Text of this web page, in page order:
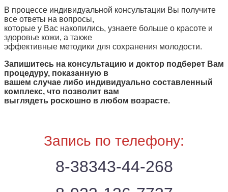
В процессе индивидуальной консультации Вы получите
все ответы на вопросы,
которые у Вас накопились, узнаете больше о красоте и
здоровье кожи, а также
эффективные методики для сохранения молодости.
Запишитесь на консультацию и доктор подберет Вам
процедуру, показанную в
вашем случае либо индивидуально составленный
комплекс, что позволит вам
выглядеть роскошно в любом возрасте.
Запись по телефону:
8-38343-44-268